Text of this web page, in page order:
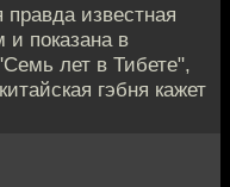
известная
показана в
лет в Тибете",
гэбня кажет